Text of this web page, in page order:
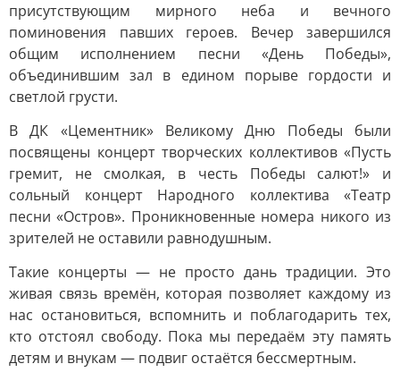
присутствующим мирного неба и вечного
поминовения павших героев. Вечер завершился
общим исполнением песни «День Победы»,
объединившим зал в едином порыве гордости и
светлой грусти.
В ДК «Цементник» Великому Дню Победы были
посвящены концерт творческих коллективов «Пусть
гремит, не смолкая, в честь Победы салют!» и
сольный концерт Народного коллектива «Театр
песни «Остров». Проникновенные номера никого из
зрителей не оставили равнодушным.
Такие концерты — не просто дань традиции. Это
живая связь времён, которая позволяет каждому из
нас остановиться, вспомнить и поблагодарить тех,
кто отстоял свободу. Пока мы передаём эту память
детям и внукам — подвиг остаётся бессмертным.